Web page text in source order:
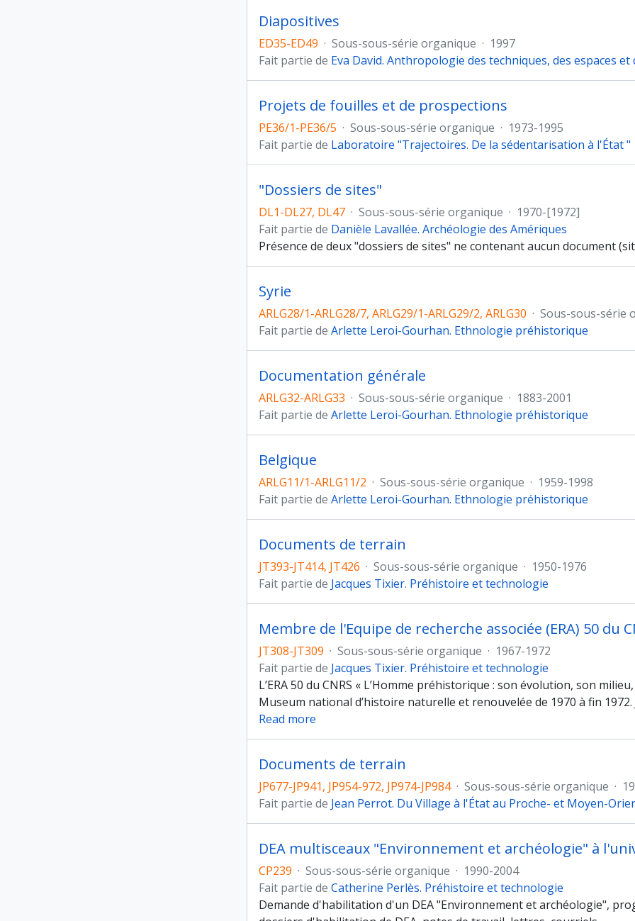
Diapositives
ED35-ED49 · Sous-sous-série organique · 1997
Fait partie de Eva David. Anthropologie des techniques, des espaces
Projets de fouilles et de prospections
PE36/1-PE36/5 · Sous-sous-série organique · 1973-1995
Fait partie de Laboratoire "Trajectoires. De la sédentarisation à l'État "
"Dossiers de sites"
DL1-DL27, DL47 · Sous-sous-série organique · 1970-[1972]
Fait partie de Danièle Lavallée. Archéologie des Amériques
Présence de deux "dossiers de sites" ne contenant aucun document
Syrie
ARLG28/1-ARLG28/7, ARLG29/1-ARLG29/2, ARLG30 · Sous-sous-série
Fait partie de Arlette Leroi-Gourhan. Ethnologie préhistorique
Documentation générale
ARLG32-ARLG33 · Sous-sous-série organique · 1883-2001
Fait partie de Arlette Leroi-Gourhan. Ethnologie préhistorique
Belgique
ARLG11/1-ARLG11/2 · Sous-sous-série organique · 1959-1998
Fait partie de Arlette Leroi-Gourhan. Ethnologie préhistorique
Documents de terrain
JT393-JT414, JT426 · Sous-sous-série organique · 1950-1976
Fait partie de Jacques Tixier. Préhistoire et technologie
Membre de l'Equipe de recherche associée (ERA) 50 du
JT308-JT309 · Sous-sous-série organique · 1967-1972
Fait partie de Jacques Tixier. Préhistoire et technologie
L’ERA 50 du CNRS « L’Homme préhistorique : son évolution, son
Museum national d’histoire naturelle et renouvelée de 1970 à fin
Read more
Documents de terrain
JP677-JP941, JP954-972, JP974-JP984 · Sous-sous-série organique ·
Fait partie de Jean Perrot. Du Village à l'État au Proche- et Moyen-
DEA multisceaux "Environnement et archéologie" à
CP239 · Sous-sous-série organique · 1990-2004
Fait partie de Catherine Perlès. Préhistoire et technologie
Demande d'habilitation d'un DEA "Environnement et archéologie",